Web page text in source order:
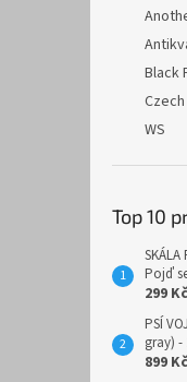
Black
WS
Top 10
SKÁLA
Pojď
299 Kč
PSÍ
gray) -
899 Kč